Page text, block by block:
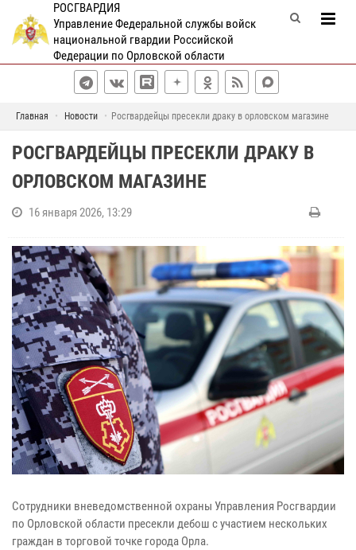
РОСГВАРДИЯ
Управление Федеральной службы войск
национальной гвардии Российской
Федерации по Орловской области
Главная Новости Росгвардейцы пресекли драку в орловском магазине
РОСГВАРДЕЙЦЫ ПРЕСЕКЛИ ДРАКУ В
ОРЛОВСКОМ МАГАЗИНЕ
16 января 2026, 13:29
Сотрудники вневедомственной охраны Управления Росгвардии
по Орловской области пресекли дебош с участием нескольких
граждан в торговой точке города Орла.